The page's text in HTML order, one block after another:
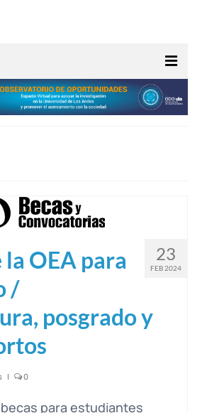
23
FEB 2024
la OEA para
/
posgrado y
| 0
becas para estudiantes